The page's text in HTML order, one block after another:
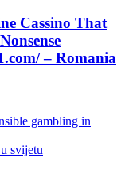
Cassino That
– Romania
gambling in
svijetu